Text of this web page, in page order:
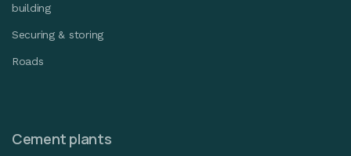
building
Securing & storing
Roads
Cement plants